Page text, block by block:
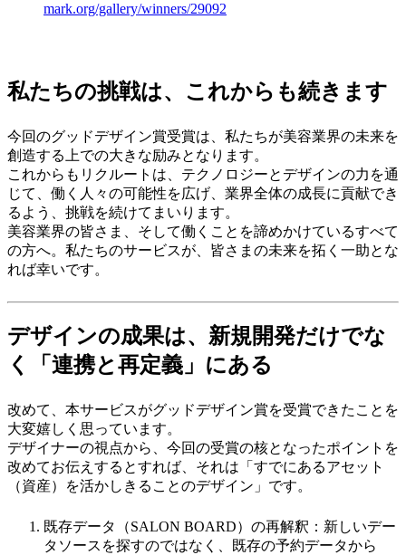
mark.org/gallery/winners/29092
私たちの挑戦は、これからも続きます
今回のグッドデザイン賞受賞は、私たちが美容業界の未来を
創造する上での大きな励みとなります。
これからもリクルートは、テクノロジーとデザインの力を通
じて、働く人々の可能性を広げ、業界全体の成長に貢献でき
るよう、挑戦を続けてまいります。
美容業界の皆さま、そして働くことを諦めかけているすべて
の方へ。私たちのサービスが、皆さまの未来を拓く一助とな
れば幸いです。
デザインの成果は、新規開発だけでな
く「連携と再定義」にある
改めて、本サービスがグッドデザイン賞を受賞できたことを
大変嬉しく思っています。
デザイナーの視点から、今回の受賞の核となったポイントを
改めてお伝えするとすれば、それは「すでにあるアセット
（資産）を活かしきることのデザイン」です。
既存データ（SALON BOARD）の再解釈：新しいデー
タソースを探すのではなく、既存の予約データから